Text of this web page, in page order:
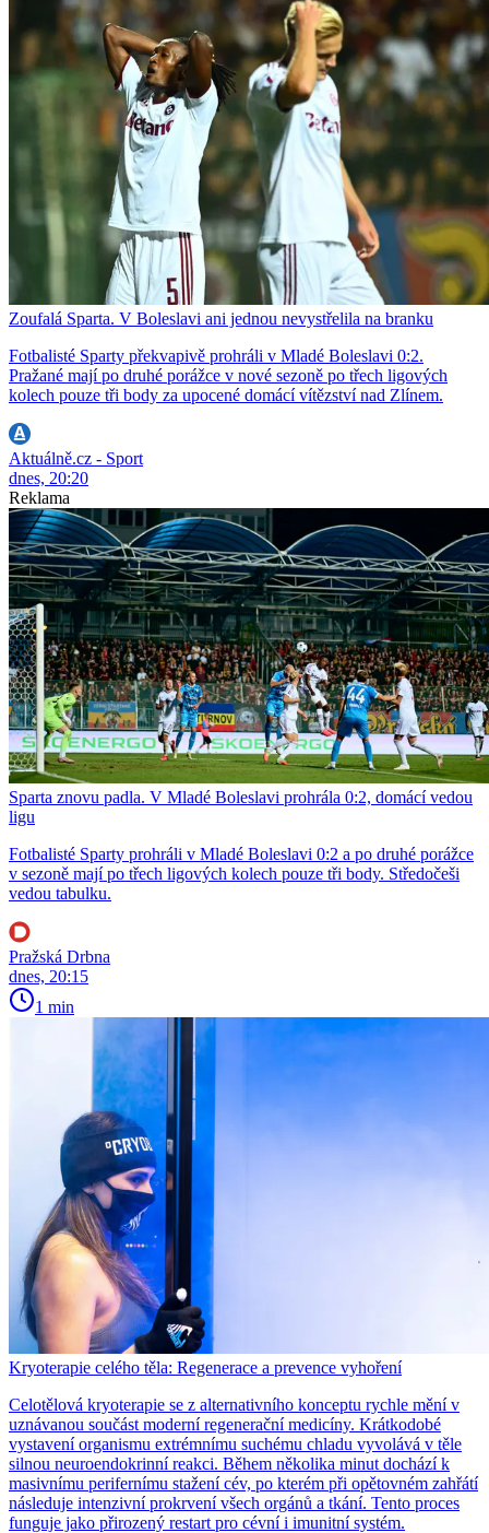
Zoufalá Sparta. V Boleslavi ani jednou nevystřelila na branku
Fotbalisté Sparty překvapivě prohráli v Mladé Boleslavi 0:2.
Pražané mají po druhé porážce v nové sezoně po třech ligových
kolech pouze tři body za upocené domácí vítězství nad Zlínem.
Aktuálně.cz - Sport
dnes, 20:20
Reklama
Sparta znovu padla. V Mladé Boleslavi prohrála 0:2, domácí vedou
ligu
Fotbalisté Sparty prohráli v Mladé Boleslavi 0:2 a po druhé porážce
v sezoně mají po třech ligových kolech pouze tři body. Středočeši
vedou tabulku.
Pražská Drbna
dnes, 20:15
1 min
Kryoterapie celého těla: Regenerace a prevence vyhoření
Celotělová kryoterapie se z alternativního konceptu rychle mění v
uznávanou součást moderní regenerační medicíny. Krátkodobé
vystavení organismu extrémnímu suchému chladu vyvolává v těle
silnou neuroendokrinní reakci. Během několika minut dochází k
masivnímu perifernímu stažení cév, po kterém při opětovném zahřátí
následuje intenzivní prokrvení všech orgánů a tkání. Tento proces
funguje jako přirozený restart pro cévní i imunitní systém.